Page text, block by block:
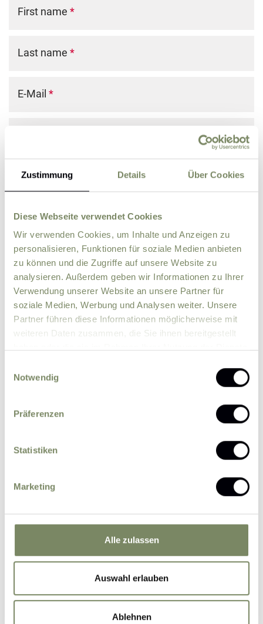
Zustimmung Details Über Cookies
Diese Webseite verwendet Cookies
Wir verwenden Cookies, um Inhalte und Anzeigen zu
personalisieren, Funktionen für soziale Medien anbieten
zu können und die Zugriffe auf unsere Website zu
analysieren. Außerdem geben wir Informationen zu Ihrer
Verwendung unserer Website an unsere Partner für
soziale Medien, Werbung und Analysen weiter. Unsere
Partner führen diese Informationen möglicherweise mit
weiteren Daten zusammen, die Sie ihnen bereitgestellt
Notwendig
Präferenzen
Statistiken
Marketing
Alle zulassen
Auswahl erlauben
Ablehnen
First name *
Last name *
E-Mail *
Street
ZIP City
Country
Comment
offers by e-mail.
may be processed by the data protection officer
for the purpose of processing my enquiry on the
basis of the consent given by me by sending the
Submit Inquiry